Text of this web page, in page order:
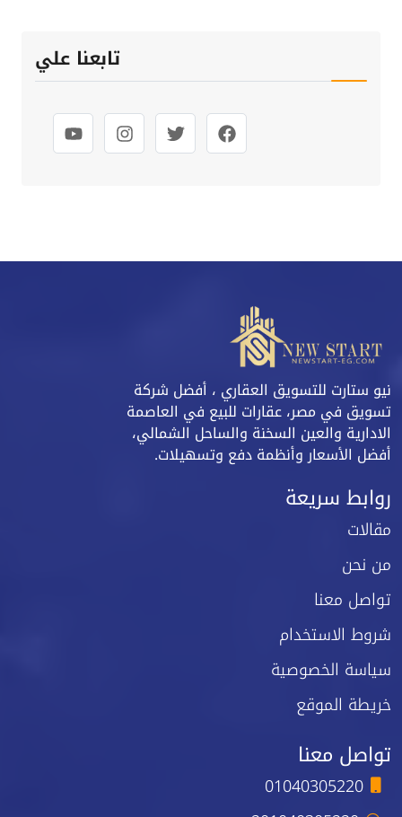
تابعنا علي
نيو ستارت للتسويق العقاري ، أفضل شركة
تسويق في مصر، عقارات للبيع في العاصمة
الادارية والعين السخنة والساحل الشمالي،
أفضل الأسعار وأنظمة دفع وتسهيلات.
روابط سريعة
مقالات
من نحن
تواصل معنا
شروط الاستخدام
سياسة الخصوصية
خريطة الموقع
تواصل معنا
01040305220